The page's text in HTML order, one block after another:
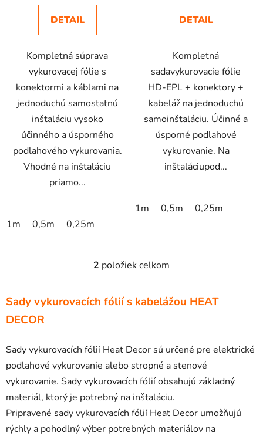
DETAIL
Kompletná súprava
vykurovacej fólie s
konektormi a káblami na
jednoduchú samostatnú
inštaláciu vysoko
účinného a úsporného
podlahového vykurovania.
Vhodné na inštaláciu
priamo...
1m 0,5m 0,25m
DETAIL
Kompletná
sadavykurovacie fólie
HD-EPL + konektory +
kabeláž na jednoduchú
samoinštaláciu. Účinné a
úsporné podlahové
vykurovanie. Na
inštaláciupod...
1m 0,5m 0,25m
O
l
á
c
i
e
p
r
v
k
2 položiek celkom
Sady vykurovacích fólií s kabelážou HEAT
DECOR
Sady vykurovacích fólií Heat Decor sú určené pre elektrické
podlahové vykurovanie alebo stropné a stenové
vykurovanie. Sady vykurovacích fólií obsahujú základný
materiál, ktorý je potrebný na inštaláciu.
Pripravené sady vykurovacích fólií Heat Decor umožňujú
rýchly a pohodlný výber potrebných materiálov na